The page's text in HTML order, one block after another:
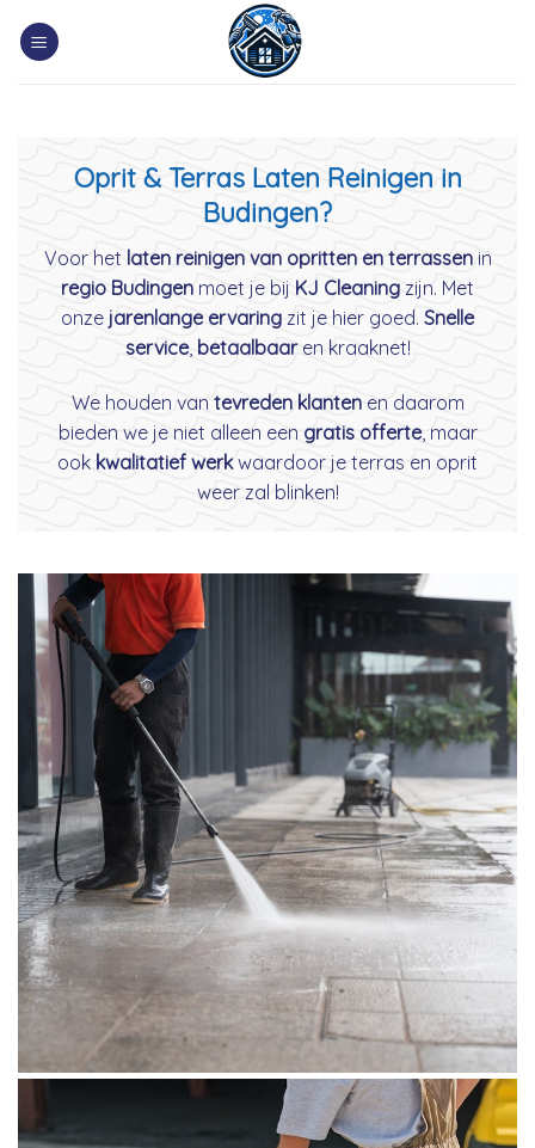
Oprit & Terras Laten Reinigen in
Budingen?
Voor het laten reinigen van opritten en terrassenin
regio Budingen moet je bij KJ Cleaning zijn. Met
onze jarenlange ervaring zit je hier goed. Snelle
service, betaalbaaren kraaknet!
We houden van tevreden klantenen daarom
bieden we je niet alleen een gratis offerte, maar
ook kwalitatief werkwaardoor je terras en oprit
weer zal blinken!